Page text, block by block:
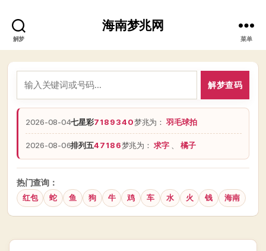
解梦
海南梦兆网
菜单
解梦查码
2026-08-04七星彩7189340梦兆为：羽毛球拍
2026-08-06排列五47186梦兆为：求字 橘子
热门查询：
红包 蛇 鱼 狗 牛 鸡 车 水 火 钱 海南